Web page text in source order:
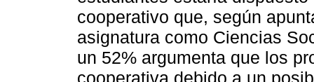
cooperativo que, según
asignatura como Ciencias
un 52% argumenta que los
cooperativa debido a un